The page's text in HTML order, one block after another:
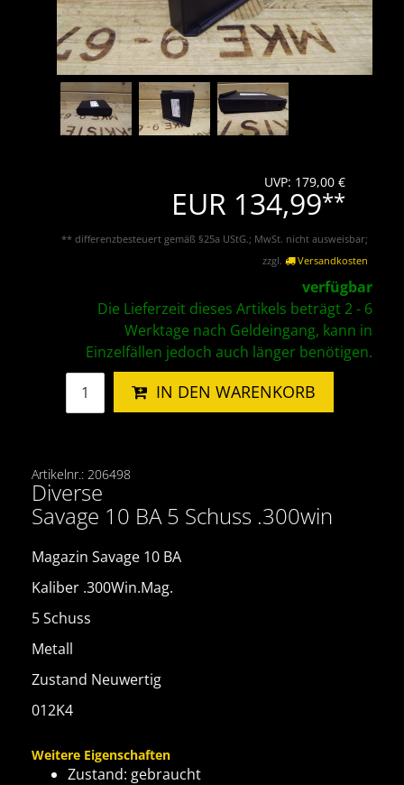
UVP: 179,00 €
EUR 134,99**
** differenzbesteuert gemäß §25a UStG.; MwSt. nicht ausweisbar;
zzgl.
Versandkosten
verfügbar
Die Lieferzeit dieses Artikels beträgt 2 - 6
Werktage nach Geldeingang, kann in
Einzelfällen jedoch auch länger benötigen.
IN DEN WARENKORB
Artikelnr.: 206498
Diverse
Savage 10 BA 5 Schuss .300win
Magazin Savage 10 BA
Kaliber .300Win.Mag.
5 Schuss
Metall
Zustand Neuwertig
012K4
Weitere Eigenschaften
Zustand: gebraucht